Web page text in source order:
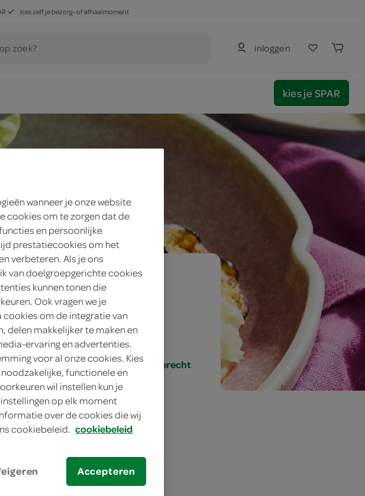
kies zelf je bezorg- of afhaalmoment
zoek? inloggen
kies je SPAR
4 personen
gemiddeld
20 min.
lunch, voorgerecht, bijgerecht
en
wanneer je onze website
cookies om te zorgen dat de
en persoonlijke
prestatiecookies om het
verbeteren. Als je ons
van doelgroepgerichte cookies
kunnen tonen die
Ook vragen we je
om de integratie van
delen makkelijker te maken en
ervaring en advertenties.
voor al onze cookies. Kies
noodzakelijke, functionele en
wil instellen kun je
op elk moment
over de cookies die wij
cookiebeleid. cookiebeleid
Accepteren